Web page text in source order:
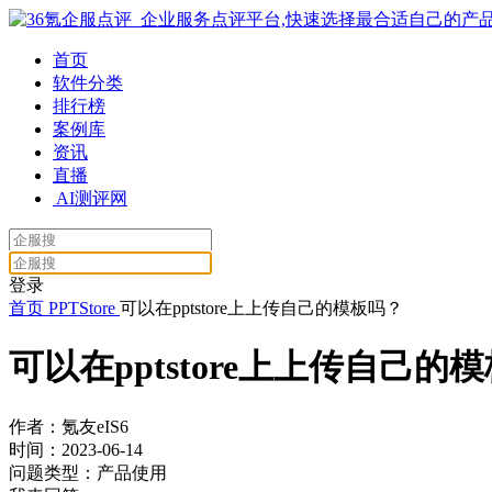
首页
软件分类
排行榜
案例库
资讯
直播
AI测评网
登录
首页 PPTStore 可以在pptstore上上传自己的模板吗？
可以在pptstore上上传自己的
作者：氪友eIS6
时间：2023-06-14
问题类型：产品使用